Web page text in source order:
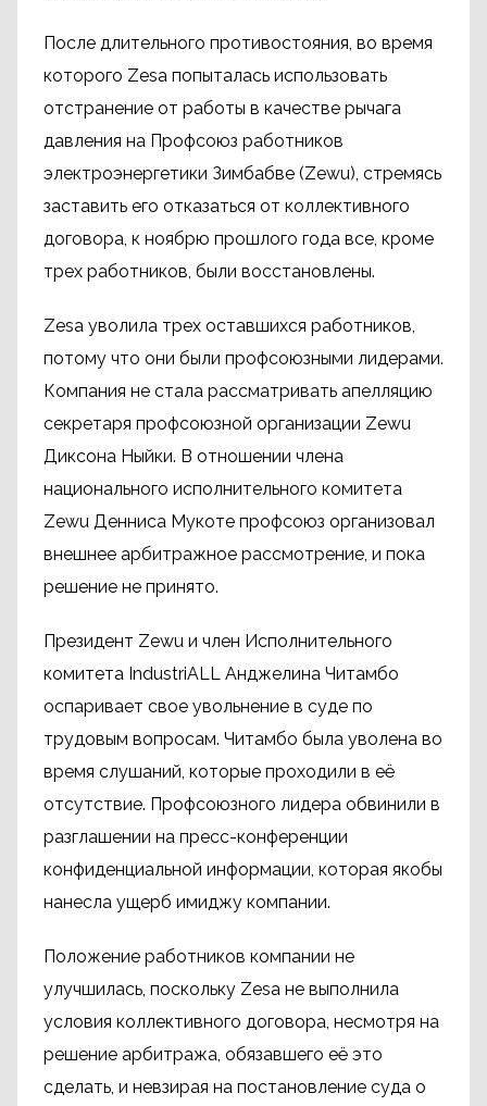
После длительного противостояния, во время
которого Zesa попыталась использовать
отстранение от работы в качестве рычага
давления на Профсоюз работников
электроэнергетики Зимбабве (Zewu), стремясь
заставить его отказаться от коллективного
договора, к ноябрю прошлого года все, кроме
трех работников, были восстановлены.
Zesa уволила трех оставшихся работников,
потому что они были профсоюзными лидерами.
Компания не стала рассматривать апелляцию
секретаря профсоюзной организации Zewu
Диксона Ныйки. В отношении члена
национального исполнительного комитета
Zewu Денниса Мукоте профсоюз организовал
внешнее арбитражное рассмотрение, и пока
решение не принято.
Президент Zewu и член Исполнительного
комитета IndustriALL Анджелина Читамбо
оспаривает свое увольнение в суде по
трудовым вопросам. Читамбо была уволена во
время слушаний, которые проходили в её
отсутствие. Профсоюзного лидера обвинили в
разглашении на пресс-конференции
конфиденциальной информации, которая якобы
нанесла ущерб имиджу компании.
Положение работников компании не
улучшилась, поскольку Zesa не выполнила
условия коллективного договора, несмотря на
решение арбитража, обязавшего её это
сделать, и невзирая на постановление суда о